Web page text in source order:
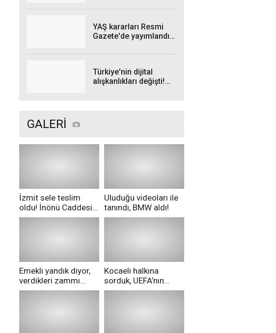
YAŞ kararları Resmi
Gazete'de yayımlandı!
Türkiye'nin dijital
alışkanlıkları değişti!
GALERİ
İzmit sele teslim
oldu! İnönü Caddesi
göle döndü!
Uluduğu videoları ile
tanındı, BMW aldı!
Emekli yandık diyor,
verdikleri zammı
pazarda geri aldılar!
Kocaeli halkına
sorduk, UEFA’nın
Merih Demiral kararı